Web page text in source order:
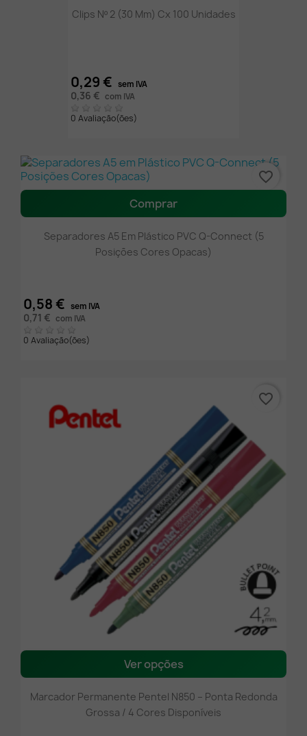
Clips Nº 2 (30 Mm) Cx 100 Unidades
0,29 € sem IVA
0,36 € com IVA
0 Avaliação(ões)
Comprar
Separadores A5 Em Plástico PVC Q-Connect (5
Posições Cores Opacas)
0,58 € sem IVA
0,71 € com IVA
0 Avaliação(ões)
favorite_border
Ver opções
Marcador Permanente Pentel N850 – Ponta Redonda
Grossa / 4 Cores Disponíveis
favorite_border